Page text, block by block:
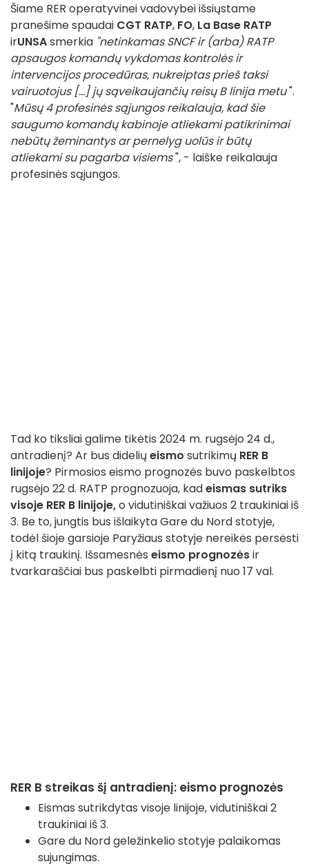
Šiame RER operatyvinei vadovybei išsiųstame
pranešime spaudai CGT RATP, FO, La Base RATP
irUNSAsmerkia "netinkamas SNCF ir (arba) RATP
apsaugos komandų vykdomas kontrolės ir
intervencijos procedūras, nukreiptas prieš taksi
vairuotojus [...] jų sąveikaujančių reisų B linija metu".
"Mūsų 4 profesinės sąjungos reikalauja, kad šie
saugumo komandų kabinoje atliekami patikrinimai
nebūtų žeminantys ar pernelyg uolūs ir būtų
atliekami su pagarba visiems", - laiške reikalauja
profesinės sąjungos.
Tad ko tiksliai galime tikėtis 2024 m. rugsėjo 24 d.,
antradienį? Ar bus didelių eismo sutrikimų RER B
linijoje? Pirmosios eismo prognozės buvo paskelbtos
rugsėjo 22 d. RATP prognozuoja, kadeismas sutriks
visoje RER B linijoje,o vidutiniškai važiuos 2 traukiniai iš
3. Be to, jungtis bus išlaikyta Gare du Nord stotyje,
todėl šioje garsioje Paryžiaus stotyje nereikės persėsti
į kitą traukinį. Išsamesnės eismo prognozėsir
tvarkaraščiai bus paskelbti pirmadienį nuo 17 val.
RER B streikas šį antradienį: eismo prognozės
Eismas sutrikdytas visoje linijoje, vidutiniškai 2
traukiniai iš 3.
Gare du Nord geležinkelio stotyje palaikomas
sujungimas.